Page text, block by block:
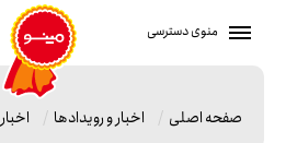
منوی دسترسی
صفحه اصلی اخبار و رویدادها اخبار